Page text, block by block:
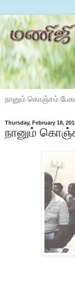
நானும் கொஞ்சம்
Thursday, February 18,
நானும்